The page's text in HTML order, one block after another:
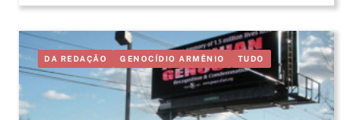
DA REDAÇÃO GENOCÍDIO ARMÊNIO TUDO